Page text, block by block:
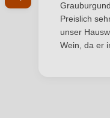
Jahrgang
Preislich
unser
Wein, da er